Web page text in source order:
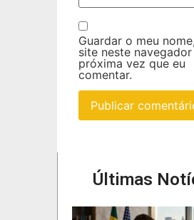
Guardar o meu
site neste
próxima vez que eu
comentar.
Últimas